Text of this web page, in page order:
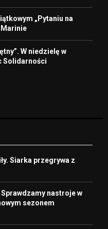
„Pytaniu na
Marinie
W niedzielę w
Solidarności
Siarka przegrywa z
nastroje w
sezonem